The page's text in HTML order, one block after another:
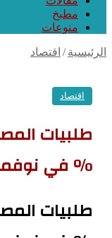
مطبخ
منوعات
/اقتصاد
اقتصاد
% في نوفمبر